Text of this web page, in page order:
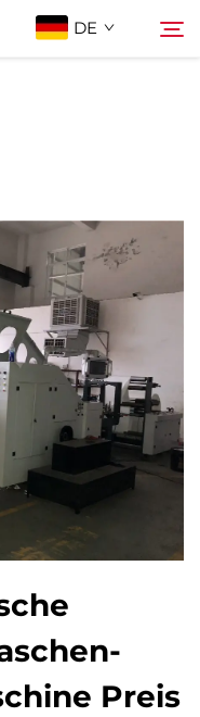
DE
Preis